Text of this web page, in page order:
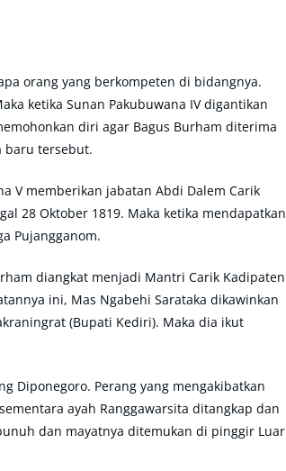
orang yang berkompeten di bidangnya.
ketika Sunan Pakubuwana IV digantikan
diri agar Bagus Burham diterima
baru tersebut.
V memberikan jabatan Abdi Dalem Carik
28 Oktober 1819. Maka ketika mendapatkan
Pujangganom.
diangkat menjadi Mantri Carik Kadipaten
ini, Mas Ngabehi Sarataka dikawinkan
(Bupati Kediri). Maka dia ikut
Diponegoro. Perang yang mengakibatkan
ayah Ranggawarsita ditangkap dan
dan mayatnya ditemukan di pinggir Luar